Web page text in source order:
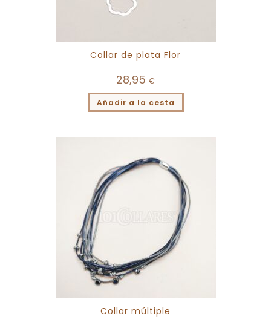
Collar de plata Flor
28,95 €
Añadir a la cesta
Collar múltiple